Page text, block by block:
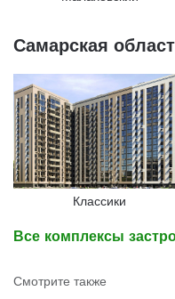
Самарская
Классики
Все комплексы
Смотрите также